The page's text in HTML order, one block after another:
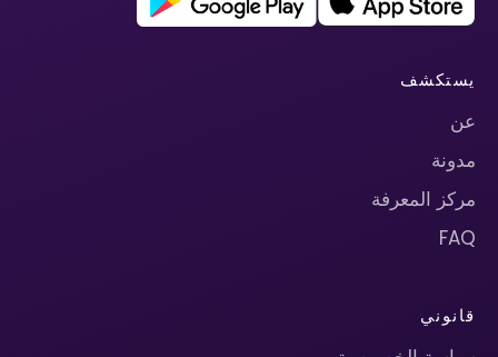
يستكشف
عن
مدونة
مركز المعرفة
FAQ
قانوني